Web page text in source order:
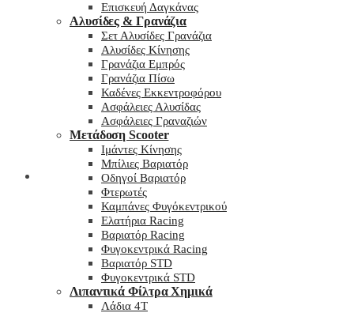
My wishlist
Επισκευή Δαγκάνας
Αλυσίδες & Γρανάζια
Σετ Αλυσίδες Γρανάζια
Αλυσίδες Κίνησης
Γρανάζια Εμπρός
Γρανάζια Πίσω
Καδένες Εκκεντροφόρου
Ασφάλειες Αλυσίδας
Ασφάλειες Γραναζιών
Μετάδοση Scooter
Ιμάντες Κίνησης
Μπίλιες Βαριατόρ
Οδηγοί Βαριατόρ
Φτερωτές
Καμπάνες Φυγόκεντρικού
Ελατήρια Racing
Βαριατόρ Racing
Φυγοκεντρικά Racing
Βαριατόρ STD
Φυγοκεντρικά STD
Λιπαντικά Φίλτρα Χημικά
Λάδια 4T